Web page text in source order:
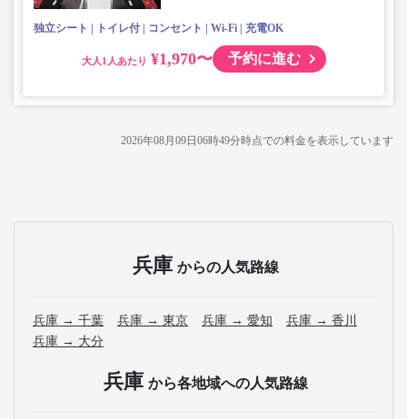
独立シート トイレ付 コンセント Wi-Fi 充電OK
大人 ¥1,970〜 予約に進む
2026年08月09日06時49分時点での料金を表示しています
兵庫 からの人気路線
兵庫 → 千葉 兵庫 → 東京 兵庫 → 愛知
兵庫 → 香川
兵庫 → 大分
兵庫 から各地域への人気路線